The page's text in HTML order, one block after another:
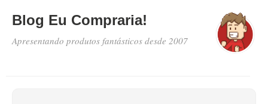
Blog Eu Compraria!
Apresentando produtos fantásticos desde 2007